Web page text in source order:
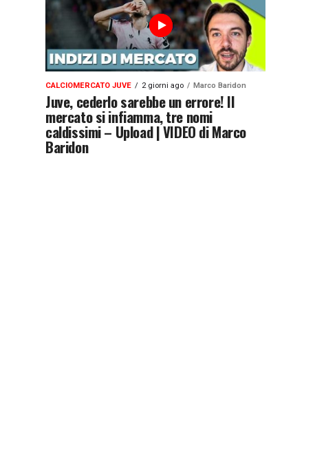
CALCIOMERCATO JUVE 2 giorni ago Marco Baridon
Juve, cederlo sarebbe un errore! Il
mercato si infiamma, tre nomi
caldissimi – Upload | VIDEO di Marco
Baridon